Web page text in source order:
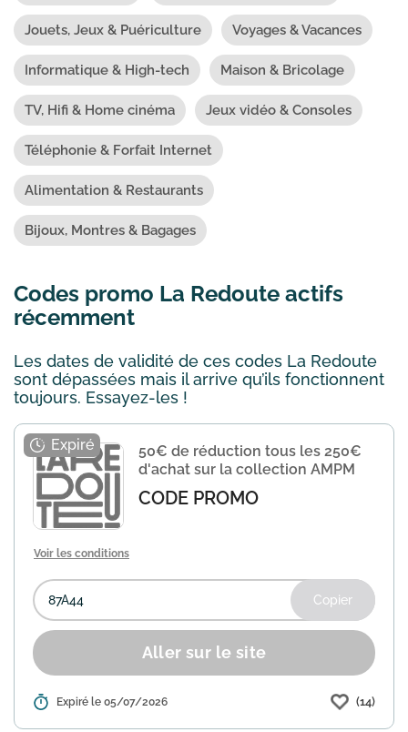
Jouets, Jeux & Puériculture Voyages & Vacances
Informatique & High-tech Maison & Bricolage
TV, Hifi & Home cinéma Jeux vidéo & Consoles
Téléphonie & Forfait Internet
Alimentation & Restaurants
Bijoux, Montres & Bagages
Codes promo La Redoute actifs
récemment
Les dates de validité de ces codes La Redoute
sont dépassées mais il arrive qu’ils fonctionnent
toujours. Essayez-les !
50€ de réduction tous les 250€
d'achat sur la collection AMPM
CODE PROMO
Voir les conditions
Copier
Aller sur le site
Détails : La Redoute propose une remise de 50€
Expiré le 05/07/2026 (14)